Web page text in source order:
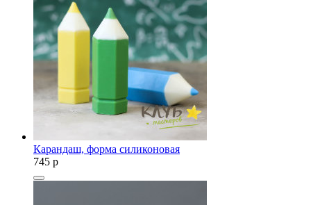
Карандаш, форма силиконовая
745 p